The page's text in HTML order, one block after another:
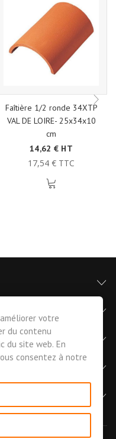
Faîtière 1/2 ronde 34XTP
VAL DE LOIRE- 25x34x10
cm
14,62 € HT
17,54 € TTC
votre
du contenu
du site web. En
consentez à notre